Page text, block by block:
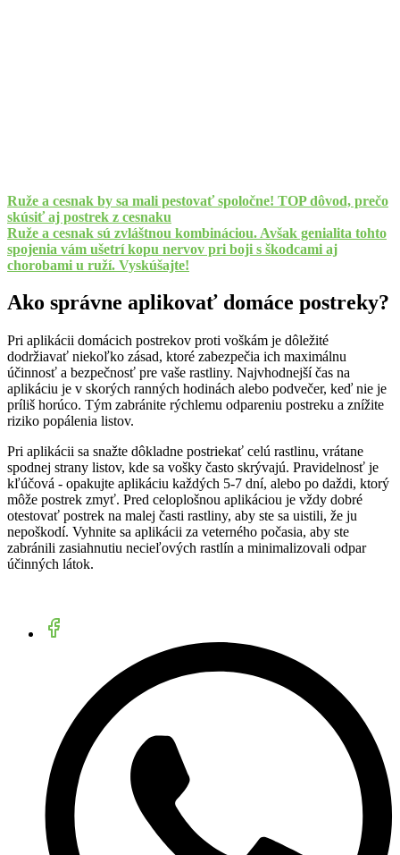
Ruže a cesnak by sa mali pestovať spoločne! TOP dôvod, prečo
skúsiť aj postrek z cesnaku
Ruže a cesnak sú zvláštnou kombináciou. Avšak genialita tohto
spojenia vám ušetrí kopu nervov pri boji s škodcami aj
chorobami u ruží. Vyskúšajte!
Ako správne aplikovať domáce postreky?
Pri aplikácii domácich postrekov proti voškám je dôležité
dodržiavať niekoľko zásad, ktoré zabezpečia ich maximálnu
účinnosť a bezpečnosť pre vaše rastliny. Najvhodnejší čas na
aplikáciu je v skorých ranných hodinách alebo podvečer, keď nie je
príliš horúco. Tým zabránite rýchlemu odpareniu postreku a znížite
riziko popálenia listov.
Pri aplikácii sa snažte dôkladne postriekať celú rastlinu, vrátane
spodnej strany listov, kde sa vošky často skrývajú. Pravidelnosť je
kľúčová - opakujte aplikáciu každých 5-7 dní, alebo po daždi, ktorý
môže postrek zmyť. Pred celoplošnou aplikáciou je vždy dobré
otestovať postrek na malej časti rastliny, aby ste sa uistili, že ju
nepoškodí. Vyhnite sa aplikácii za veterného počasia, aby ste
zabránili zasiahnutiu necieľových rastlín a minimalizovali odpar
účinných látok.